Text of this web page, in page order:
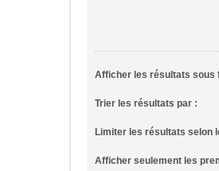
Afficher les résultats sous
Trier les résultats par :
Limiter les résultats selon
Afficher seulement les